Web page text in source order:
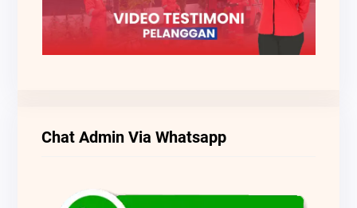
Chat Admin Via Whatsapp